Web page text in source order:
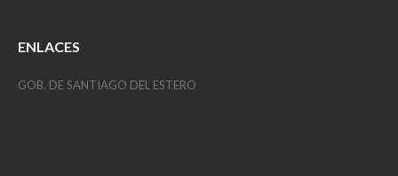
ENLACES
GOB. DE SANTIAGO DEL ESTERO